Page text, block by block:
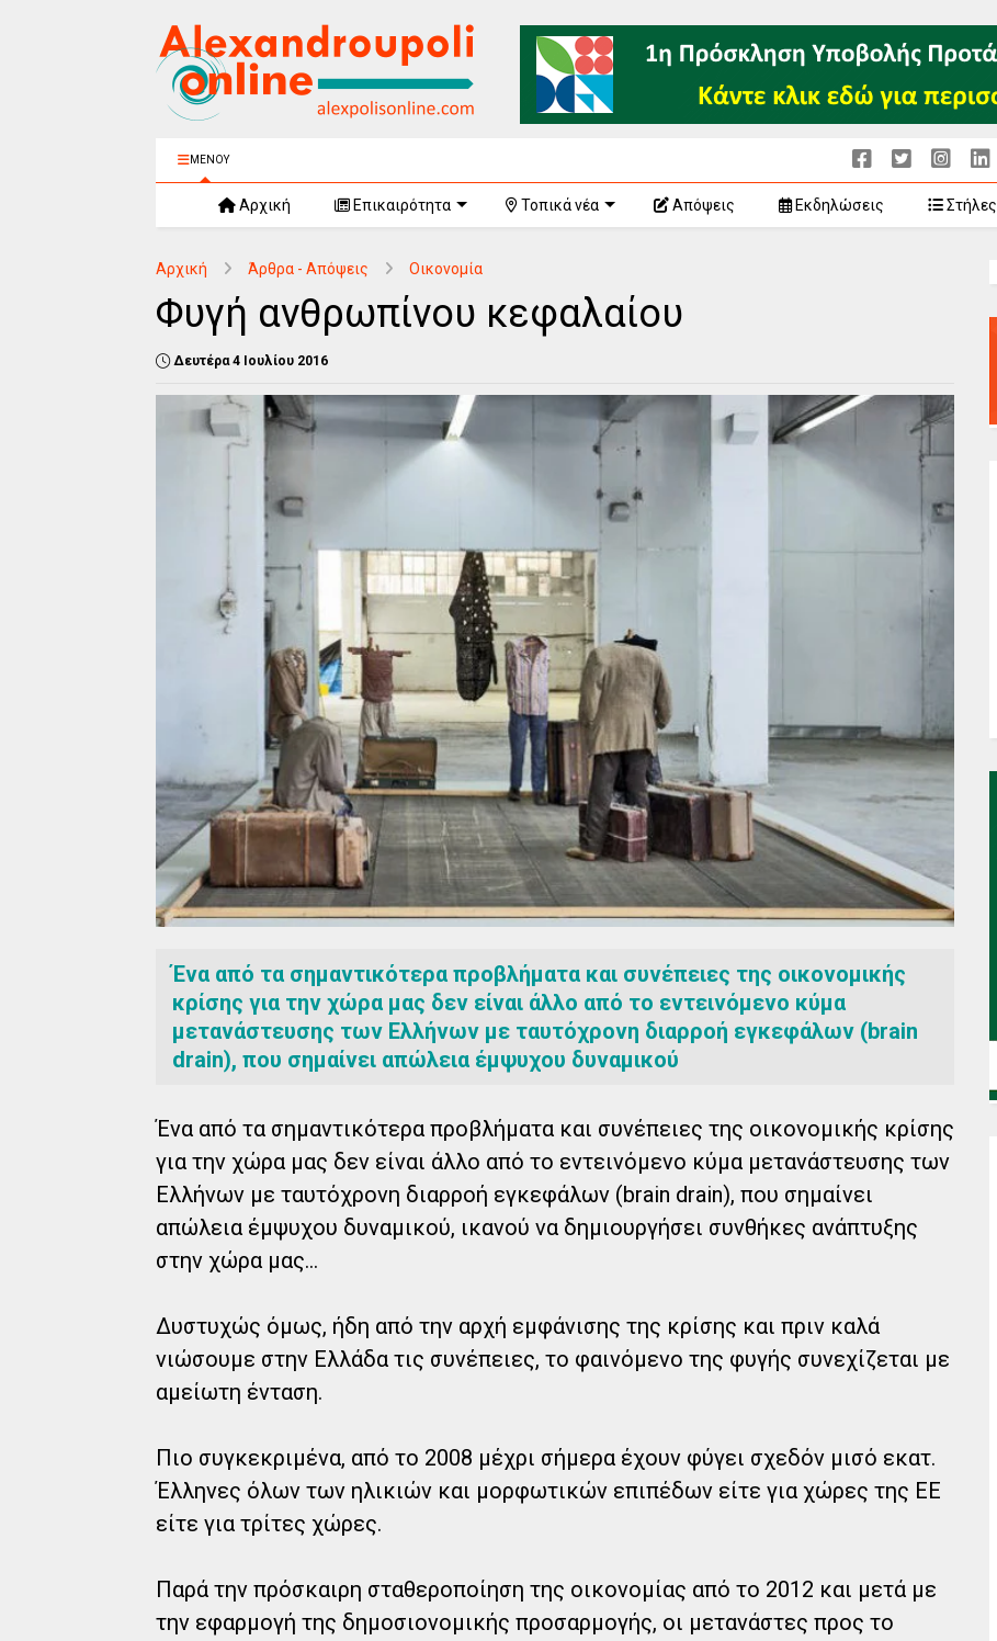
ΜΕΝΟΥ
Αρχική Επικαιρότητα Τοπικά νέα Απόψεις Εκδηλώσεις Στήλες
Αρχική Άρθρα - Απόψεις Οικονομία
Φυγή ανθρωπίνου κεφαλαίου
Δευτέρα 4 Ιουλίου 2016
Ένα από τα σημαντικότερα προβλήματα και συνέπειες της οικονομικής
κρίσης για την χώρα μας δεν είναι άλλο από το εντεινόμενο κύμα
μετανάστευσης των Ελλήνων με ταυτόχρονη διαρροή εγκεφάλων (brain
drain), που σημαίνει απώλεια έμψυχου δυναμικού
Ένα από τα σημαντικότερα προβλήματα και συνέπειες της οικονομικής κρίσης
για την χώρα μας δεν είναι άλλο από το εντεινόμενο κύμα μετανάστευσης των
Ελλήνων με ταυτόχρονη διαρροή εγκεφάλων (brain drain), που σημαίνει
απώλεια έμψυχου δυναμικού, ικανού να δημιουργήσει συνθήκες ανάπτυξης
στην χώρα μας...
Δυστυχώς όμως, ήδη από την αρχή εμφάνισης της κρίσης και πριν καλά
νιώσουμε στην Ελλάδα τις συνέπειες, το φαινόμενο της φυγής συνεχίζεται με
αμείωτη ένταση.
Πιο συγκεκριμένα, από το 2008 μέχρι σήμερα έχουν φύγει σχεδόν μισό εκατ.
Έλληνες όλων των ηλικιών και μορφωτικών επιπέδων είτε για χώρες της ΕΕ
είτε για τρίτες χώρες.
Παρά την πρόσκαιρη σταθεροποίηση της οικονομίας από το 2012 και μετά με
την εφαρμογή της δημοσιονομικής προσαρμογής, οι μετανάστες προς το